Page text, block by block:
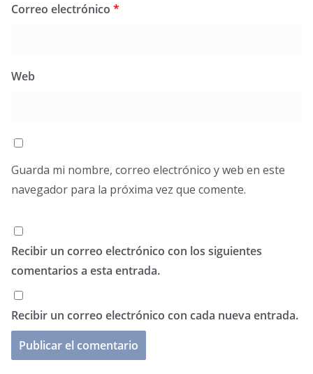
Correo electrónico *
Web
Guarda mi nombre, correo electrónico y web en este
navegador para la próxima vez que comente.
Recibir un correo electrónico con los siguientes
comentarios a esta entrada.
Recibir un correo electrónico con cada nueva entrada.